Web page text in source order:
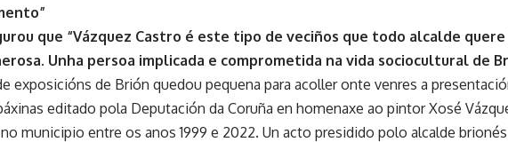
que “Vázquez Castro é este tipo de veciños que todo alcalde
Unha persoa implicada e comprometida na vida sociocultural de
exposicións de Brión quedou pequena para acoller onte venres a
editado pola Deputación da Coruña en homenaxe ao pintor Xosé
municipio entre os anos 1999 e 2022. Un acto presidido polo alcalde